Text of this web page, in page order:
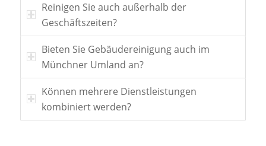
Reinigen Sie auch außerhalb der
Geschäftszeiten?
Bieten Sie Gebäudereinigung auch im
Münchner Umland an?
Können mehrere Dienstleistungen
kombiniert werden?